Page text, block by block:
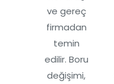
ve gereç
firmadan
temin
edilir. Boru
değişimi,